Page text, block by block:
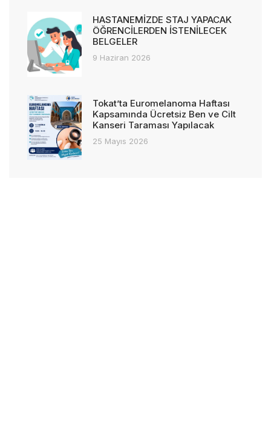
HASTANEMİZDE STAJ YAPACAK
ÖĞRENCİLERDEN İSTENİLECEK
BELGELER
9 Haziran 2026
Tokat’ta Euromelanoma Haftası
Kapsamında Ücretsiz Ben ve Cilt
Kanseri Taraması Yapılacak
25 Mayıs 2026